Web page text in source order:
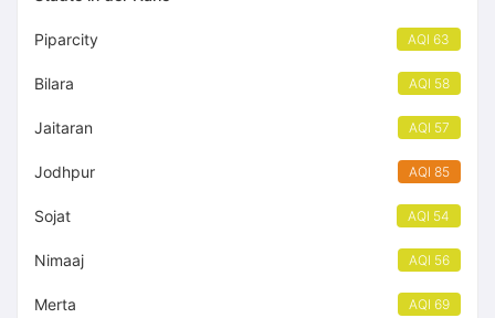
Piparcity AQI 63
Bilara AQI 58
Jaitaran AQI 57
Jodhpur AQI 85
Sojat AQI 54
Nimaaj AQI 56
Merta AQI 69